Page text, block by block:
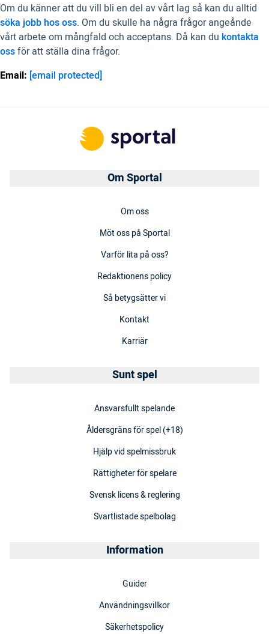
Om du känner att du vill bli en del av vårt lag så kan du alltid
söka jobb hos oss. Om du skulle ha några frågor angeånde
vårt arbete om mångfald och acceptans. Då kan du kontakta
ossför att ställa dina frågor.
Email: [email protected]
Om Sportal
Om oss
Möt oss på Sportal
Varför lita på oss?
Redaktionens policy
Så betygsätter vi
Kontakt
Karriär
Sunt spel
Ansvarsfullt spelande
Åldersgräns för spel (+18)
Hjälp vid spelmissbruk
Rättigheter för spelare
Svensk licens & reglering
Svartlistade spelbolag
Information
Guider
Användningsvillkor
Säkerhetspolicy